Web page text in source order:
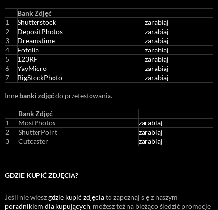
Bank Zdjęć
1
Shutterstock
zarabiaj
2
DepositPhotos
zarabiaj
3
Dreamstime
zarabiaj
4
Fotolia
zarabiaj
5
123RF
zarabiaj
6
YayMicro
zarabiaj
7
BigStockPhoto zarabiaj
Inne banki zdjęćdo przetestowania.
Bank Zdjęć
1
MostPhotos
zarabiaj
2
ShutterPoint
zarabiaj
3
Cutcaster zarabiaj
GDZIE KUPIĆ ZDJĘCIA?
Jeśli nie wieszgdzie kupić zdjęciato zapoznaj się z naszym
poradnikiem dla kupujących, możesz też na bieżąco śledzić promocje